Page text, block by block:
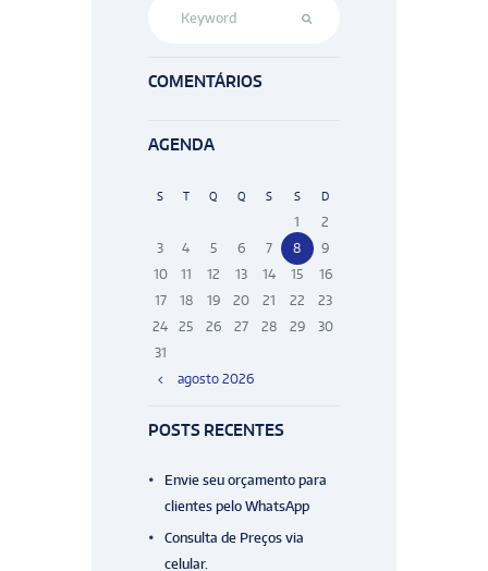
COMENTÁRIOS
AGENDA
agosto 2026
S T Q Q S S D
1
2
3
4 5 6 7 8
9
10
11 12 13 14 15
16
17
18 19 20 21 22
23
24
25 26 27 28 29
30
31
POSTS RECENTES
Envie seu orçamento para
clientes pelo WhatsApp
Consulta de Preços via
celular.